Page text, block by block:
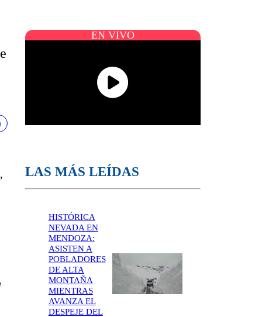
EN VIVO
LAS MÁS LEÍDAS
HISTÓRICA
NEVADA EN
MENDOZA:
ASISTEN A
POBLADORES
DE ALTA
MONTAÑA
MIENTRAS
AVANZA EL
DESPEJE DEL